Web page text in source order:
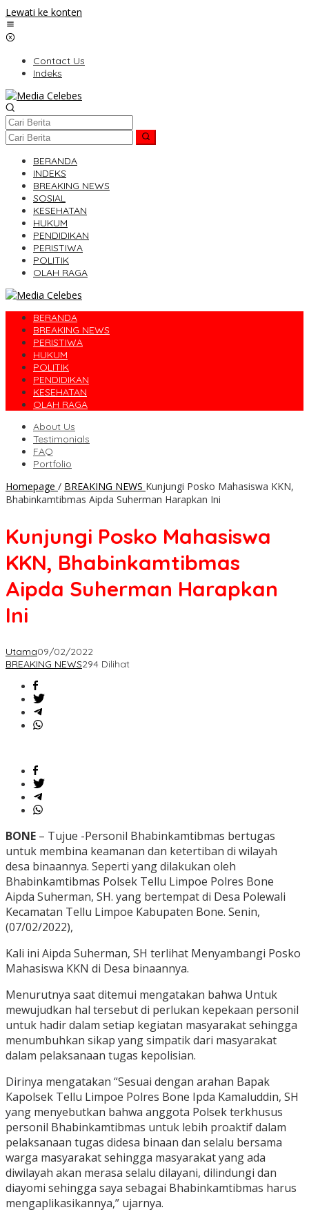
Lewati ke konten
Contact Us
Indeks
BERANDA
INDEKS
BREAKING NEWS
SOSIAL
KESEHATAN
HUKUM
PENDIDIKAN
PERISTIWA
POLITIK
OLAH RAGA
BERANDA
BREAKING NEWS
PERISTIWA
HUKUM
POLITIK
PENDIDIKAN
KESEHATAN
OLAH RAGA
About Us
Testimonials
FAQ
Portfolio
Homepage / BREAKING NEWS Kunjungi Posko Mahasiswa KKN,
Bhabinkamtibmas Aipda Suherman Harapkan Ini
Kunjungi Posko Mahasiswa
KKN, Bhabinkamtibmas
Aipda Suherman Harapkan
Ini
Utama09/02/2022
BREAKING NEWS294 Dilihat
BONE – Tujue -Personil Bhabinkamtibmas bertugas
untuk membina keamanan dan ketertiban di wilayah
desa binaannya. Seperti yang dilakukan oleh
Bhabinkamtibmas Polsek Tellu Limpoe Polres Bone
Aipda Suherman, SH. yang bertempat di Desa Polewali
Kecamatan Tellu Limpoe Kabupaten Bone. Senin,
(07/02/2022),
Kali ini Aipda Suherman, SH terlihat Menyambangi Posko
Mahasiswa KKN di Desa binaannya.
Menurutnya saat ditemui mengatakan bahwa Untuk
mewujudkan hal tersebut di perlukan kepekaan personil
untuk hadir dalam setiap kegiatan masyarakat sehingga
menumbuhkan sikap yang simpatik dari masyarakat
dalam pelaksanaan tugas kepolisian.
Dirinya mengatakan “Sesuai dengan arahan Bapak
Kapolsek Tellu Limpoe Polres Bone Ipda Kamaluddin, SH
yang menyebutkan bahwa anggota Polsek terkhusus
personil Bhabinkamtibmas untuk lebih proaktif dalam
pelaksanaan tugas didesa binaan dan selalu bersama
warga masyarakat sehingga masyarakat yang ada
diwilayah akan merasa selalu dilayani, dilindungi dan
diayomi sehingga saya sebagai Bhabinkamtibmas harus
mengaplikasikannya,” ujarnya.